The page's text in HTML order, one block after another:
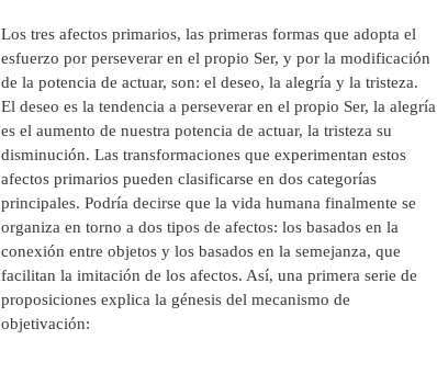
Los tres afectos primarios, las primeras formas que adopta el
esfuerzo por perseverar en el propio Ser, y por la modificación
de la potencia de actuar, son: el deseo, la alegría y la tristeza.
El deseo es la tendencia a perseverar en el propio Ser, la alegría
es el aumento de nuestra potencia de actuar, la tristeza su
disminución. Las transformaciones que experimentan estos
afectos primarios pueden clasificarse en dos categorías
principales. Podría decirse que la vida humana finalmente se
organiza en torno a dos tipos de afectos: los basados en la
conexión entre objetos y los basados en la semejanza, que
facilitan la imitación de los afectos. Así, una primera serie de
proposiciones explica la génesis del mecanismo de
objetivación: